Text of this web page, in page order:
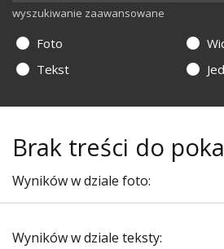
wyszukiwanie zaawansowane
Foto
Tekst
Brak treści do
Wyników w dziale foto:
Wyników w dziale teksty: